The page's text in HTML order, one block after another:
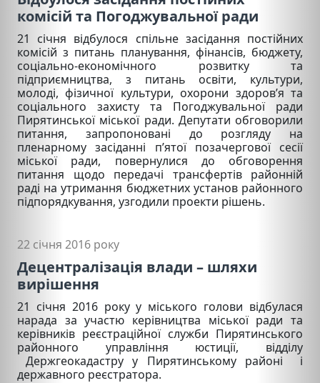
комісій та Погоджувальної ради
21 січня відбулося спільне засідання постійних
комісій з питань планування, фінансів, бюджету,
соціально-економічного розвитку та
підприємництва, з питань освіти, культури,
молоді, фізичної культури, охорони здоров’я та
соціального захисту та Погоджувальної ради
Пирятинської міської ради. Депутати обговорили
питання, запропоновані до розгляду на
пленарному засіданні п’ятої позачергової сесії
міської ради, повернулися до обговорення
питання щодо передачі трансфертів районній
раді на утримання бюджетних установ районного
підпорядкування, узгодили проекти рішень.
22 січня 2016 року
Децентралізація влади – шляхи
вирішення
21 січня 2016 року у міського голови відбулася
нарада за участю керівництва міської ради та
керівників реєстраційної служби Пирятинського
районного управління юстиції, відділу
Держгеокадастру у Пирятинському районі і
державного реєстратора.